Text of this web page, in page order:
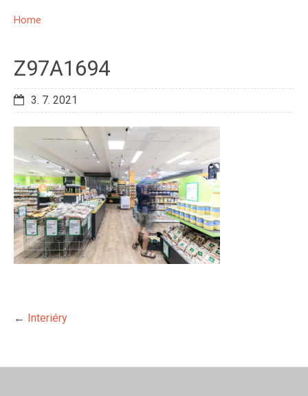
Home
Z97A1694
3. 7. 2021
← Interiéry